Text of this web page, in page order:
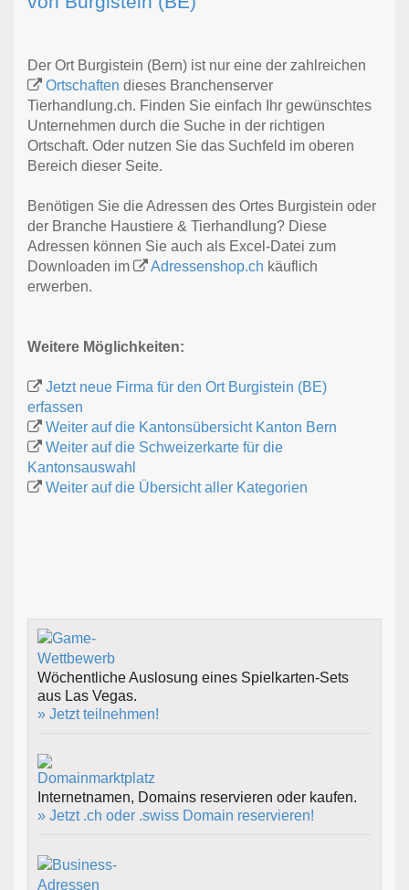
Der Ort Burgistein (Bern) ist nur eine der zahlreichen
Ortschaften dieses Branchenserver
Tierhandlung.ch. Finden Sie einfach Ihr gewünschtes
Unternehmen durch die Suche in der richtigen
Ortschaft. Oder nutzen Sie das Suchfeld im oberen
Bereich dieser Seite.
Benötigen Sie die Adressen des Ortes Burgistein oder
der Branche Haustiere & Tierhandlung? Diese
Adressen können Sie auch als Excel-Datei zum
Downloaden im
Adressenshop.ch käuflich
erwerben.
Weitere Möglichkeiten:
Jetzt neue Firma für den Ort Burgistein (BE)
erfassen
Weiter auf die Kantonsübersicht Kanton Bern
Weiter auf die Schweizerkarte für die
Kantonsauswahl
Weiter auf die Übersicht aller Kategorien
Wöchentliche Auslosung eines Spielkarten-Sets
aus Las Vegas.
» Jetzt teilnehmen!
Internetnamen, Domains reservieren oder kaufen.
» Jetzt .ch oder .swiss Domain reservieren!